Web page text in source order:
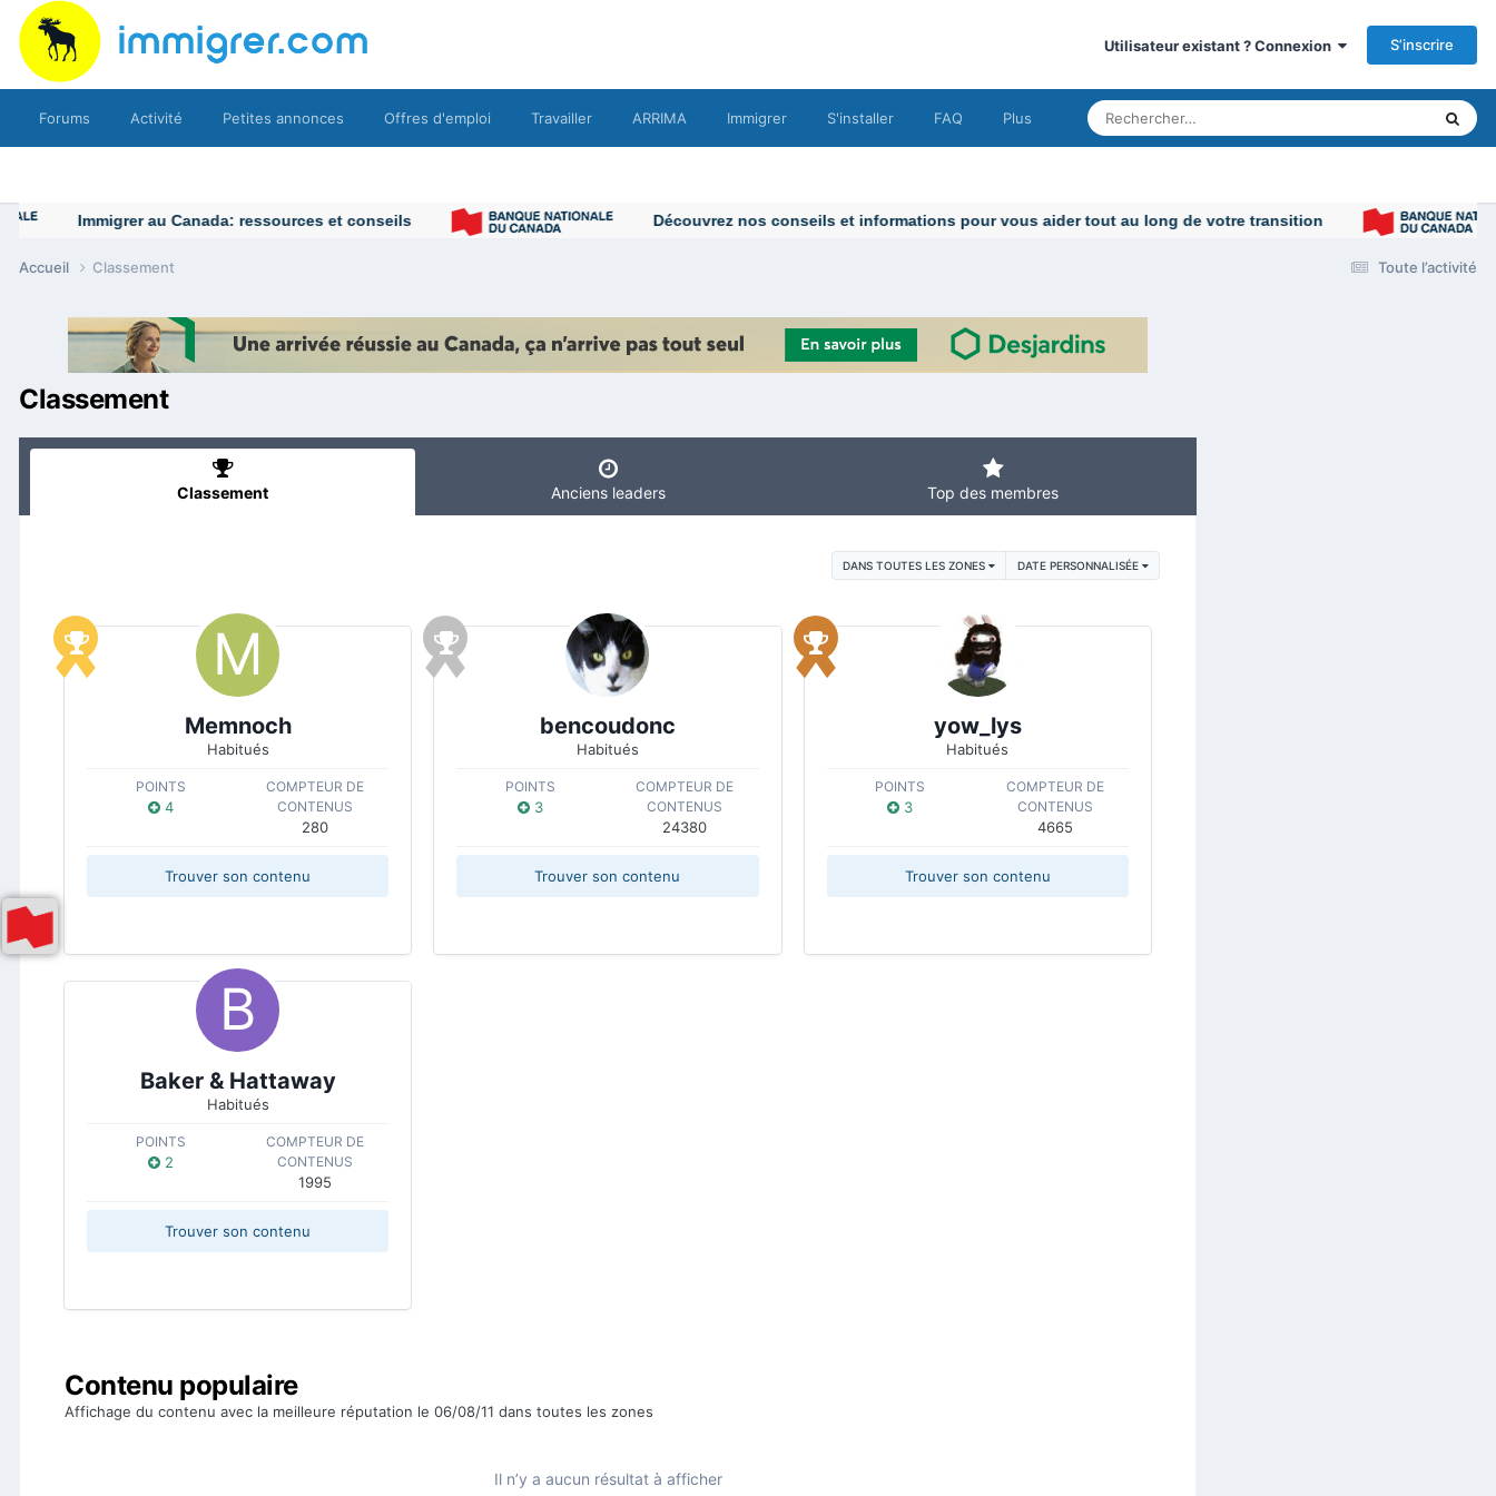
Utilisateur existant ? Connexion S’inscrire
Forums Activité Petites annonces Offres d'emploi Travailler ARRIMA Immigrer S'installer FAQ Plus
Immigrer au Canada: ressources et conseils Découvrez nos conseils et informations pour vous aider tout au long de votre transition
Toute l’activité
Accueil Classement
Classement
Classement Anciens leaders Top des membres
DANS TOUTES LES ZONES DATE PERSONNALISÉE
Memnoch
Habitués
POINTS
4
COMPTEUR DE
CONTENUS
280
Trouver son contenu
bencoudonc
Habitués
POINTS
3
COMPTEUR DE
CONTENUS
24380
Trouver son contenu
yow_lys
Habitués
POINTS
3
COMPTEUR DE
CONTENUS
4665
Trouver son contenu
Baker & Hattaway
Habitués
POINTS
2
COMPTEUR DE
CONTENUS
1995
Trouver son contenu
Contenu populaire
Affichage du contenu avec la meilleure réputation le 06/08/11 dans toutes les zones
Il n’y a aucun résultat à afficher